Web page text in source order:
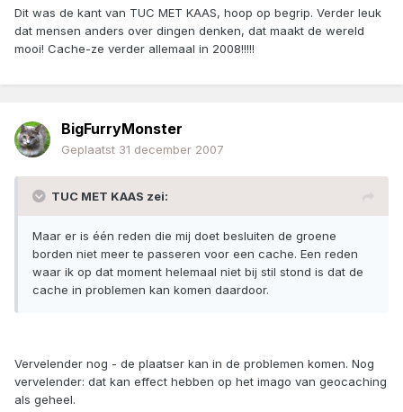
Dit was de kant van TUC MET KAAS, hoop op begrip. Verder leuk
dat mensen anders over dingen denken, dat maakt de wereld
mooi! Cache-ze verder allemaal in 2008!!!!!
BigFurryMonster
Geplaatst 31 december 2007
TUC MET KAAS zei:
Maar er is één reden die mij doet besluiten de groene
borden niet meer te passeren voor een cache. Een reden
waar ik op dat moment helemaal niet bij stil stond is dat de
cache in problemen kan komen daardoor.
Vervelender nog - de plaatser kan in de problemen komen. Nog
vervelender: dat kan effect hebben op het imago van geocaching
als geheel.